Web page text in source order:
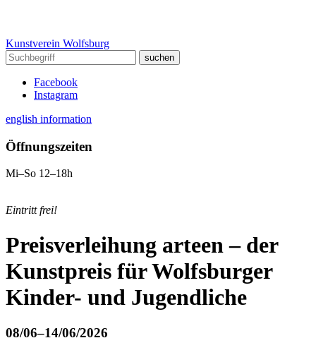
Kunstverein Wolfsburg
Facebook
Instagram
english information
Öffnungszeiten
Mi–So 12–18h
Eintritt frei!
Preisverleihung arteen – der
Kunstpreis für Wolfsburger
Kinder- und Jugendliche
08/06–14/06/2026